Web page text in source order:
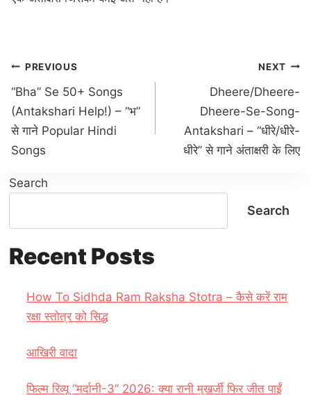
Post
navigation
PREVIOUS
“Bha” Se 50+ Songs
(Antakshari Help!) – “भ”
से गाने Popular Hindi
Songs
NEXT
Dheere/Dheere-
Dheere-Se-Song-
Antakshari – “धीरे/धीरे-
धीरे” से गाने अंताक्षरी के लिए
Search
Search
Recent Posts
How To Sidhda Ram Raksha Stotra – कैसे करें राम
रक्षा स्तोत्र को सिद्ध
आखिरी वादा
फिल्म रिव्यू “मर्दानी-3” 2026: क्या रानी मुखर्जी फिर जीत पाईं